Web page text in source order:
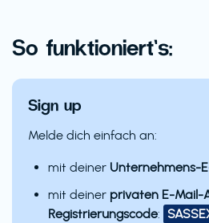
So funktioniert’s:
Sign up
Melde dich einfach an:
mit deiner Unternehmens-
mit deiner privaten E-Mail-
Registrierungscode: